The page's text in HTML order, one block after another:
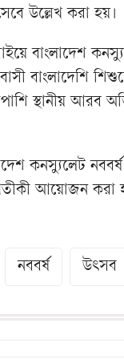
উল্লেখ করা হয়।
বাংলাদেশ
বাংলাদেশি
স্থানীয়
কনস্যুলেট
আয়োজন করা
নববর্ষ উৎসব